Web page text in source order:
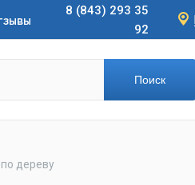
8 (843) 293 35
92
дереву